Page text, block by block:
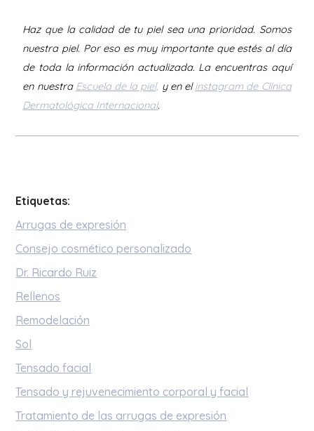
Haz que la calidad de tu piel sea una prioridad. Somos
nuestra piel. Por eso es muy importante que estés al día
de toda la información actualizada. La encuentras aquí
en nuestra Escuela de la piel, y en elinstagram de Clínica
Dermatológica Internacional.
Etiquetas:
Arrugas de expresión
Consejo cosmético personalizado
Dr. Ricardo Ruiz
Rellenos
Remodelación
Sol
Tensado facial
Tensado y rejuvenecimiento corporal y facial
Tratamiento de las arrugas de expresión